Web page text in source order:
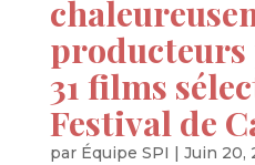
31 films
Festival de
par Équipe SPI | Juin 20,